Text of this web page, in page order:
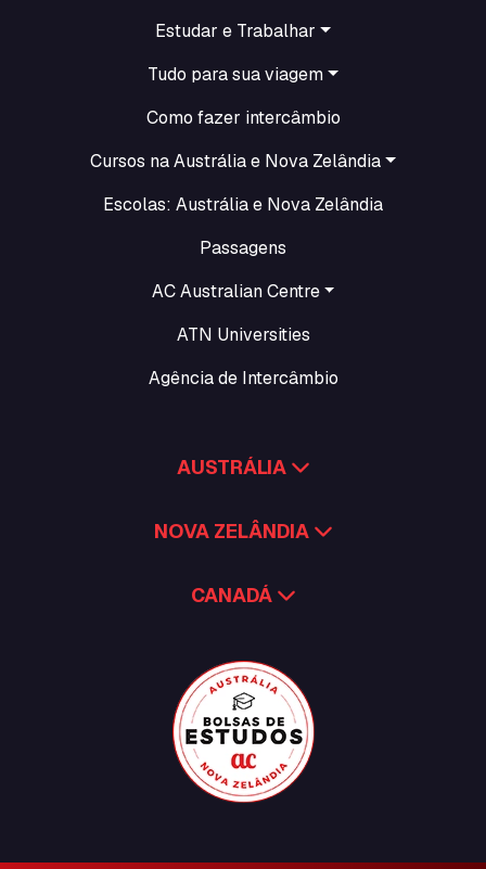
Estudar e Trabalhar
Tudo para sua viagem
Como fazer intercâmbio
Cursos na Austrália e Nova Zelândia
Escolas: Austrália e Nova Zelândia
Passagens
AC Australian Centre
ATN Universities
Agência de Intercâmbio
AUSTRÁLIA
NOVA ZELÂNDIA
CANADÁ